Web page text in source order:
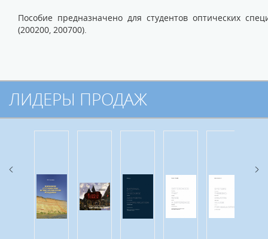
Пособие предназначено для студентов оптических
(200200, 200700).
ЛИДЕРЫ ПРОДАЖ